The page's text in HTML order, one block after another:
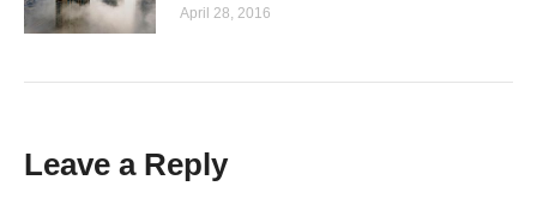
April 28, 2016
Leave a Reply